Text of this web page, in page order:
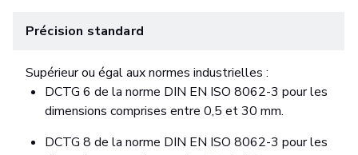
Précision standard
Supérieur ou égal aux normes industrielles :
DCTG 6 de la norme DIN EN ISO 8062-3 pour les
dimensions comprises entre 0,5 et 30 mm.
DCTG 8 de la norme DIN EN ISO 8062-3 pour les